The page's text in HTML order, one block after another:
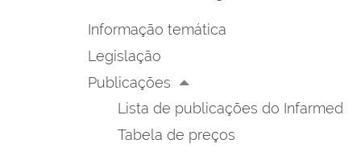
Informação temática
Legislação
Publicações
Lista de publicações do Infarmed
Tabela de preços